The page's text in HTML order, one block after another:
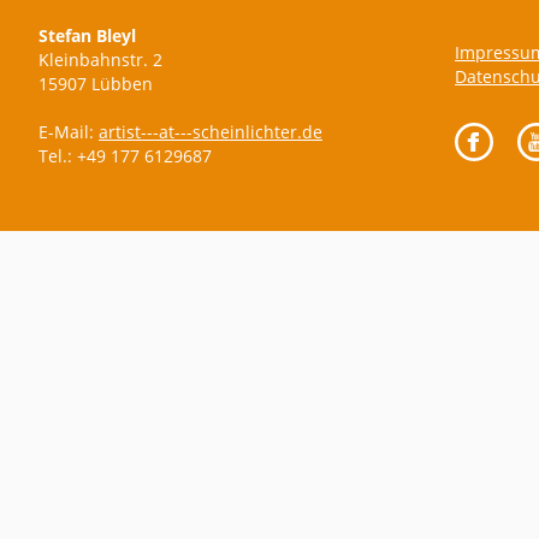
Stefan Bleyl
Kleinbahnstr. 2
15907 Lübben
E-Mail: artist---at---scheinlichter.de
Tel.: +49 177 6129687